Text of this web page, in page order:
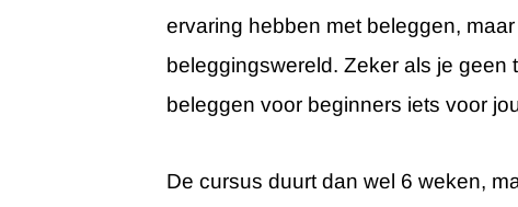
ervaring hebben met beleggen,
beleggingswereld. Zeker als je
beleggen voor beginners iets voor
De cursus duurt dan wel 6 weken,